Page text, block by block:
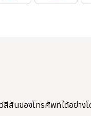
สีสันของโทรศัพท์ได้อย่า